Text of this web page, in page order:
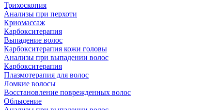
Трихоскопия
Анализы при перхоти
Криомассаж
Карбокситерапия
Выпадение волос
Карбокситерапия кожи головы
Анализы при выпадении волос
Карбокситерапия
Плазмотерапия для волос
Ломкие волосы
Восстановление поврежденных волос
Облысение